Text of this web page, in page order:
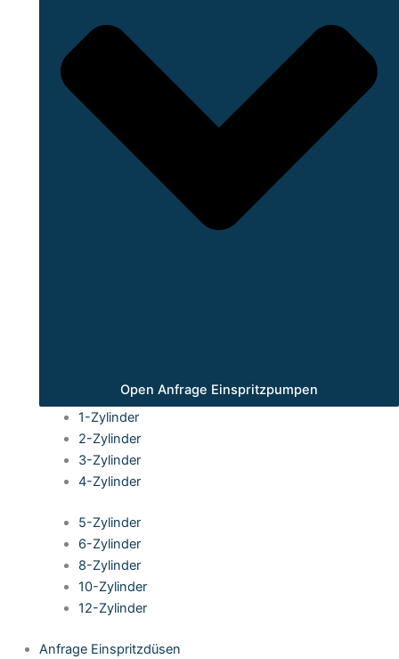
Open Anfrage Einspritzpumpen
1-Zylinder
2-Zylinder
3-Zylinder
4-Zylinder
5-Zylinder
6-Zylinder
8-Zylinder
10-Zylinder
12-Zylinder
Anfrage Einspritzdüsen